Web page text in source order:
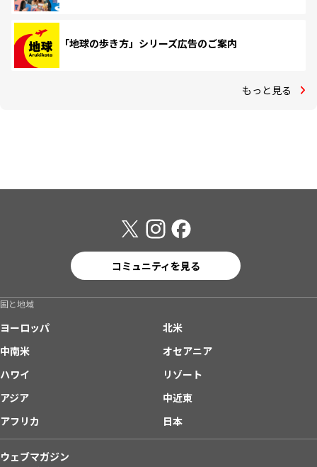
「地球の歩き方」シリーズ広告のご案内
もっと見る
コミュニティを見る
国と地域
ヨーロッパ
北米
中南米
オセアニア
ハワイ
リゾート
アジア
中近東
アフリカ
日本
ウェブマガジン